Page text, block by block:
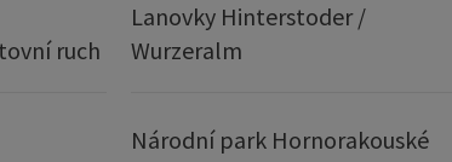
ruch
Lanovky Hinterstoder /
Wurzeralm
Národní park Hornorakouské